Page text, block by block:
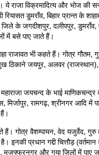
राजा विक्रमादित्य और भोज की
डुमराँव, बिहार प्रान्त के
जिले के जगदीशपुर, दलीपपुर,
में बसे पाए जाते हैं।
भी कहते हैं। गोत्र गौतम,
ठिकाने जयपुर, अलवर (राजस्थान),
जयचन्द के भाई माणिकचन्द्र
मिर्जापुर, रामगढ़, श्रीनगर आदि
गोत्र वैशम्पायन, वेद यजुर्वेद, गुरु
इनकी प्रधान गद्दी चित्तौड़
मुजफ्फरनगर और गया जिलों में पाए